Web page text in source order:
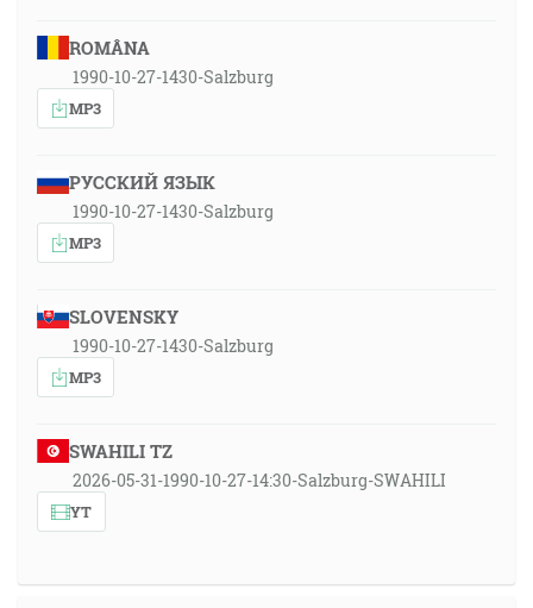
ROMÂNA
1990-10-27-1430-Salzburg
MP3
РУССКИЙ ЯЗЫК
1990-10-27-1430-Salzburg
MP3
SLOVENSKY
1990-10-27-1430-Salzburg
MP3
SWAHILI TZ
2026-05-31-1990-10-27-14:30-Salzburg-SWAHILI
YT